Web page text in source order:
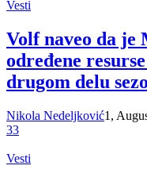
Vesti
Volf naveo da je
određene
drugom delu
Nikola Nedeljković1,
33
Vesti